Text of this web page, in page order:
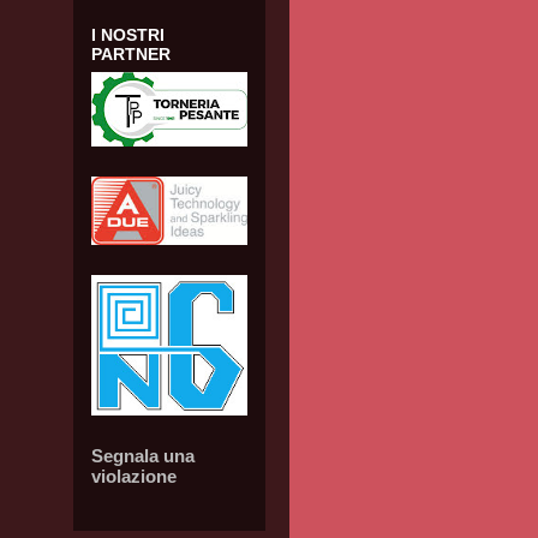
I NOSTRI
PARTNER
Segnala una
violazione